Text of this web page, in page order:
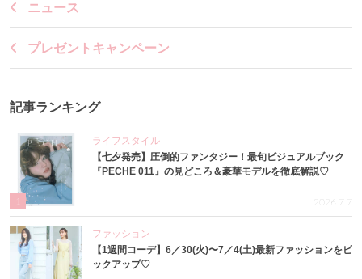
ニュース
プレゼントキャンペーン
記事ランキング
ライフスタイル
【七夕発売】圧倒的ファンタジー！最旬ビジュアルブック
『PECHE 011』の見どころ＆豪華モデルを徹底解説♡
2026.7.7
ファッション
【1週間コーデ】6／30(火)〜7／4(土)最新ファッションをピ
ックアップ♡